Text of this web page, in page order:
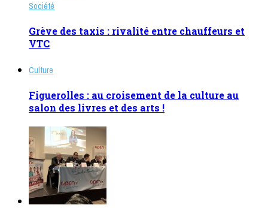
Société
Grève des taxis : rivalité entre chauffeurs et
VTC
Culture
Figuerolles : au croisement de la culture au
salon des livres et des arts !